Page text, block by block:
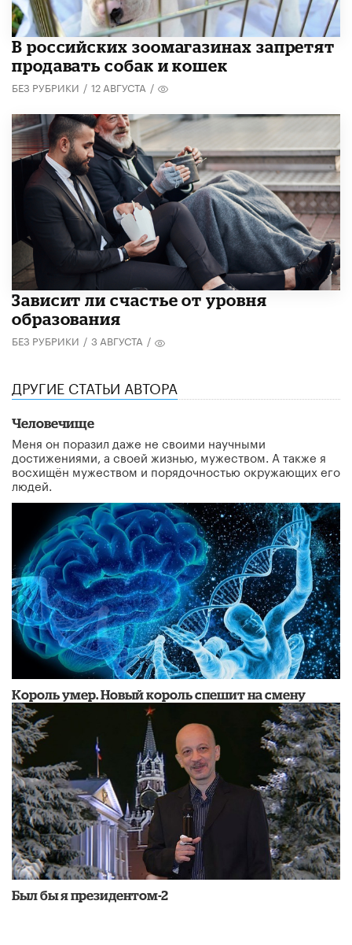
В российских зоомагазинах запретят
продавать собак и кошек
БЕЗ РУБРИКИ / 12 АВГУСТА /
Зависит ли счастье от уровня
образования
БЕЗ РУБРИКИ / 3 АВГУСТА /
ДРУГИЕ СТАТЬИ АВТОРА
Человечище
Меня он поразил даже не своими научными
достижениями, а своей жизнью, мужеством. А также я
восхищён мужеством и порядочностью окружающих его
людей.
Король умер. Новый король спешит на смену
Был бы я президентом-2